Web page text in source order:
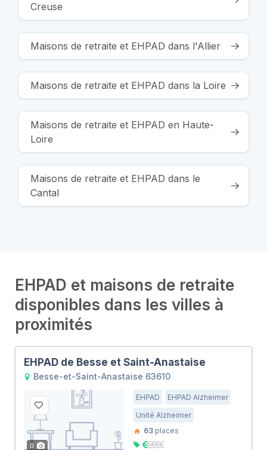
Creuse
Maisons de retraite et EHPAD dans l'Allier
Maisons de retraite et EHPAD dans la Loire
Maisons de retraite et EHPAD en Haute-
Loire
Maisons de retraite et EHPAD dans le
Cantal
EHPAD et maisons de retraite
disponibles dans les villes à
proximités
EHPAD de Besse et Saint-Anastaise
Besse-et-Saint-Anastaise 63610
0
EHPAD
EHPAD Alzheimer
Unité Alzheimer
63 places